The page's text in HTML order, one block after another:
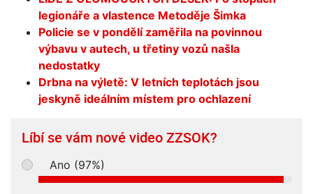
legionáře a vlastence Metoděje Šimka
Policie se v pondělí zaměřila na povinnou
výbavu v autech, u třetiny vozů našla
nedostatky
Drbna na výletě: V letních teplotách jsou
jeskyně ideálním místem pro ochlazení
Líbí se vám nové video ZZSOK?
Ano (97%)